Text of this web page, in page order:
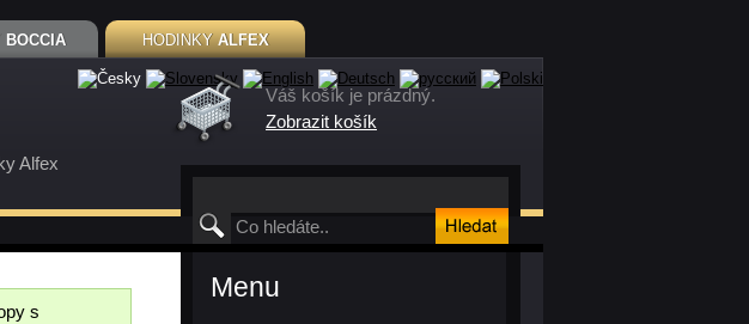
BOCCIA HODINKYALFEX
Alfex
s
Váš košík je prázdný.
Zobrazit košík
Menu